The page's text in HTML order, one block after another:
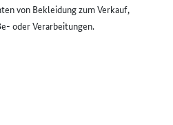
von Bekleidung zum Verkauf,
oder Verarbeitungen.